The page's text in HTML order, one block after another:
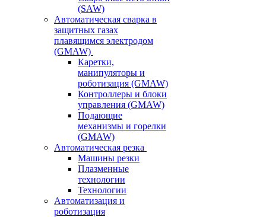
(SAW)
Автоматическая сварка в
защитных газах
плавящимся электродом
(GMAW)
Каретки,
манипуляторы и
роботизация (GMAW)
Контроллеры и блоки
управления (GMAW)
Подающие
механизмы и горелки
(GMAW)
Автоматическая резка
Машины резки
Плазменные
технологии
Технологии
Автоматизация и
роботизация